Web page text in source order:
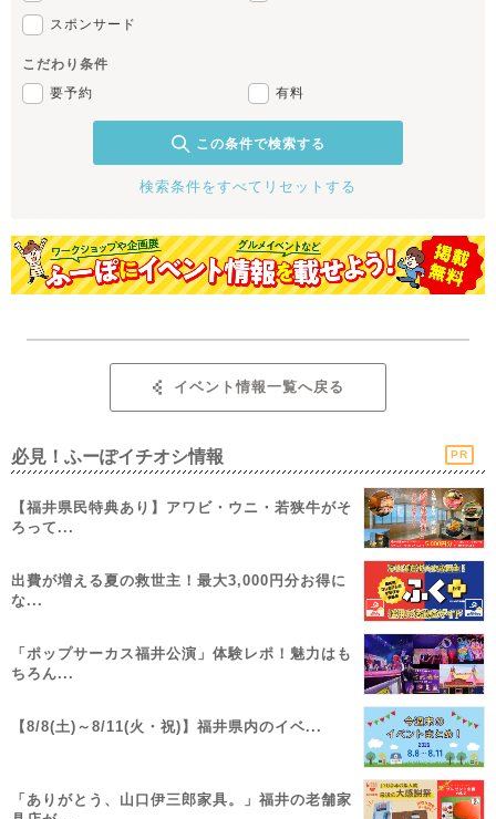
スポンサード
こだわり条件
要予約
有料
この条件で検索する
検索条件をすべてリセットする
イベント情報一覧へ戻る
必見！ふーぽイチオシ情報 PR
【福井県民特典あり】アワビ・ウニ・若狭牛がそ
ろって...
出費が増える夏の救世主！最大3,000円分お得に
な...
「ポップサーカス福井公演」体験レポ！魅力はも
ちろん...
【8/8(土)～8/11(火・祝)】福井県内のイベ...
「ありがとう、山口伊三郎家具。」福井の老舗家